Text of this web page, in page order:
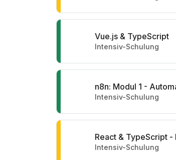
Vue.js & TypeScript
Intensiv-Schulung
Intensiv-Schulung
Intensiv-Schulung